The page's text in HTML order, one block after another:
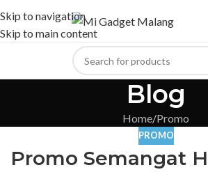
Skip to navigation
Skip to main content
Blog
Home Promo
PROMO
Promo Semangat